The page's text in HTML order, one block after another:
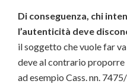
Di conseguenza, chi
l’autenticità deve
il soggetto che vuole far
deve al contrario proporre
ad esempio Cass. nn.